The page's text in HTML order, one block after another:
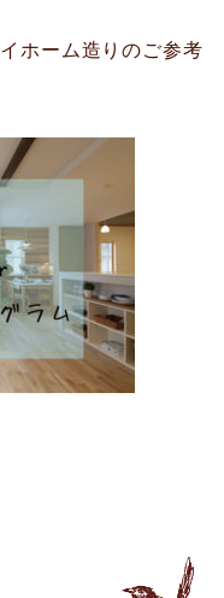
ホーム造りのご参考